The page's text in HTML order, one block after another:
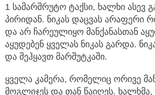
1 სამარშრუტო ტაქსი, ხალხი ასევ
პირიდან. ნიკას დაცვას არაფერი
და არ ჩარეულიყო მანქანასთან
აყუდებენ ყველას ნიკას გარდა.
და შეჰყავთ მარშუტკაში.
ყველა კამერა, რომელიც ორივე
მოგლიჯეს და თან წაიღეს.